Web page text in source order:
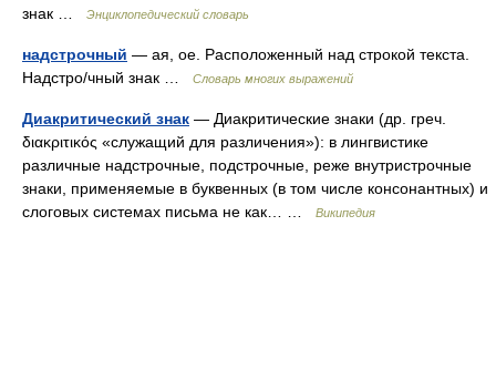
знак …
Энциклопедический словарь
надстрочный — ая, ое. Расположенный над строкой текста.
Надстро/чный знак …
Словарь многих выражений
Диакритический знак — Диакритические знаки (др. греч.
διακριτικός «служащий для различения»): в лингвистике
различные надстрочные, подстрочные, реже внутристрочные
знаки, применяемые в буквенных (в том числе консонантных) и
слоговых системах письма не как… …
Википедия